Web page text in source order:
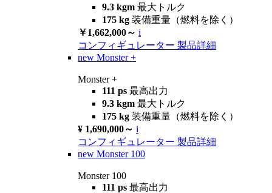
9.3 kgm 最大トルク
175 kg 装備重量（燃料を除く）
￥1,662,000～ i
コンフィギュレーター 製品詳細
new Monster +
Monster +
111 ps 最高出力
9.3 kgm 最大トルク
175 kg 装備重量（燃料を除く）
¥ 1,690,000～ i
コンフィギュレーター 製品詳細
new Monster 100
Monster 100
111 ps 最高出力